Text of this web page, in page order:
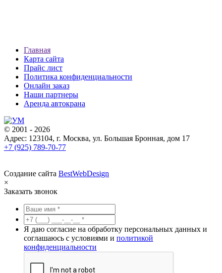
Главная
Карта сайта
Прайс лист
Политика конфиденциальности
Онлайн заказ
Наши партнеры
Аренда автокрана
© 2001 - 2026
Адрес: 123104, г. Москва, ул. Большая Бронная, дом 17
+7 (925) 789-70-77
Создание сайта BestWebDesign
×
Заказать звонок
Я даю согласие на обработку персональных данных и
соглашаюсь с условиями и политикой
конфиденциальности